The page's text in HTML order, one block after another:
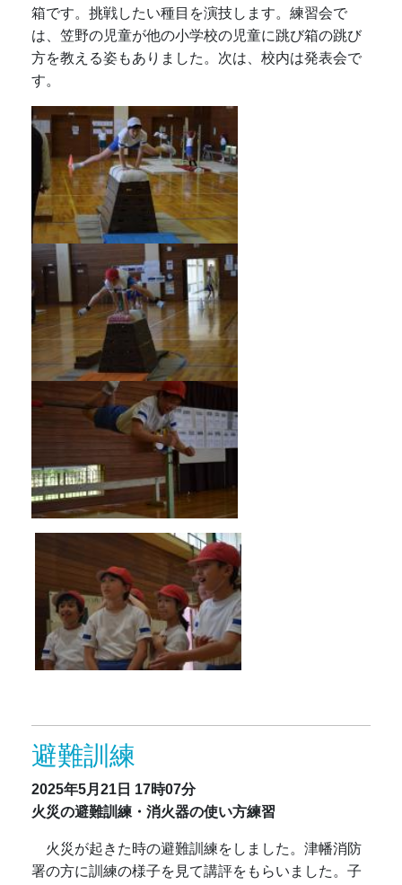
箱です。挑戦したい種目を演技します。練習会で
は、笠野の児童が他の小学校の児童に跳び箱の跳び
方を教える姿もありました。次は、校内は発表会で
す。
避難訓練
2025年5月21日 17時07分
火災の避難訓練・消火器の使い方練習
火災が起きた時の避難訓練をしました。津幡消防
署の方に訓練の様子を見て講評をもらいました。子